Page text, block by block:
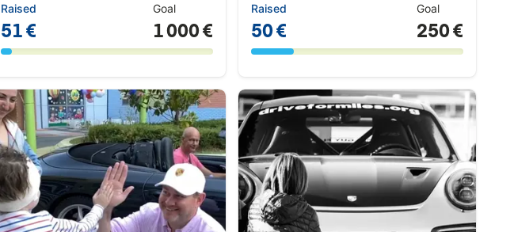
Raised
51 €
Goal
1 000 €
Raised
50 €
Goal
250 €